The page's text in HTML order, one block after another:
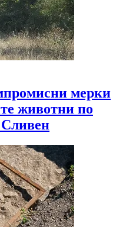
мерки
животни по